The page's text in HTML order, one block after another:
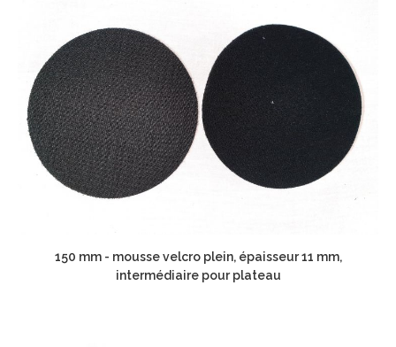
150 mm - mousse velcro plein, épaisseur 11 mm,
intermédiaire pour plateau